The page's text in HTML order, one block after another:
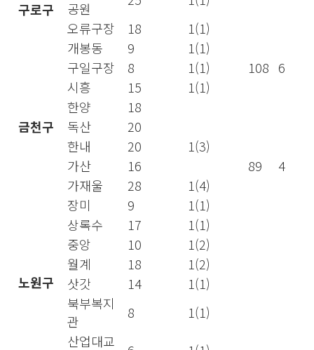
구로구
공원
오류구장
18
1(1)
개봉동
9
1(1)
구일구장
8 1(1) 108 6
금천구
시흥 15
1(1)
한양
18
독산
20
한내
20
1(3)
가산
16 89 4
노원구
가재울 28
1(4)
장미
9
1(1)
상록수
17
1(1)
중앙
10
1(2)
월계
18
1(2)
삿갓
14
1(1)
북부복지
관
8
1(1)
산업대교